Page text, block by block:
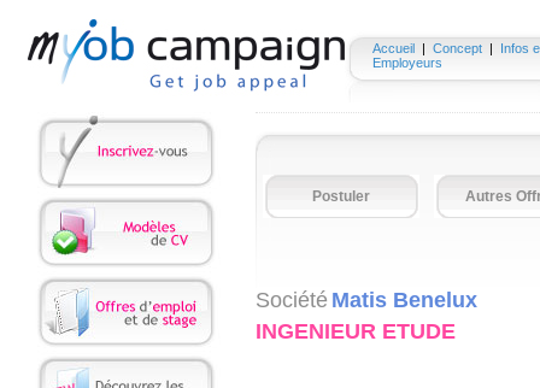
Accueil | Concept |
Infos
Employeurs
Postuler Autres
Société Matis Benelux
INGENIEUR ETUDE